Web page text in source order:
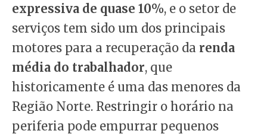
expressiva de quase 10%, e o setor de
serviços tem sido um dos principais
motores para a recuperação da renda
média do trabalhador, que
historicamente é uma das menores da
Região Norte. Restringir o horário na
periferia pode empurrar pequenos